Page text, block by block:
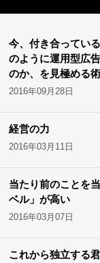
今、付き合ってい
のように運用型広
のか、を見極める
2016年09月28日
経営の力
2016年03月11日
当たり前のことを
ベル」が高い
2016年03月07日
これから独立する